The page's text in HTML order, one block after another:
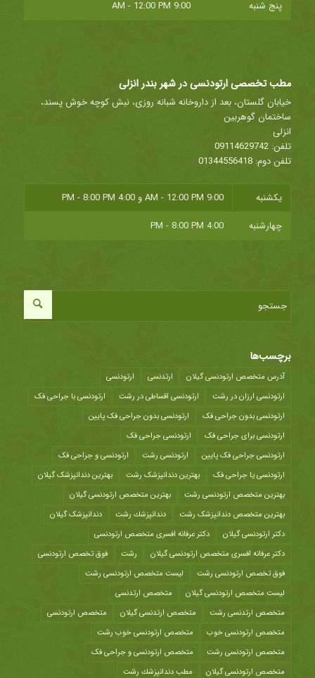
پنج شنبه 9:00 AM - 12:00 PM
مطب تخصصی ارتودنسی در شهر بندر انزلی
خیابان گلستان، بعد از داروخانه شبانه روزی، نبش کوچه خوش پسند،
ساختمان گوهربین
انزلی
تلفن: 09114629742
تلفن دوم: 01344556418
یکشنبه 9:00 AM - 12:00 PM و 4:00 PM - 8:00 PM
چهارشنبه
4:00 PM - 8:00 PM
برچسب‌ها
آدرس متخصص ارتودنسی گیلان ارتدنسی
ارتودنسی
ارتودنسی ارزان در رشت
ارتودنسی اقساطی در رشت
ارتودنسی با جراحی فک
ارتودنسی بدون جراحی فک
ارتودنسی بدون جراحی فک پایین
ارتودنسی برای جراحی فک
ارتودنسی جراحی فک
ارتودنسی جراحی فک پایین
ارتودنسی رشت
ارتودنسی و جراحی فک
ارتودنسی یا جراحی فک
بهترین دندانپزشک رشت
بهترین دندانپزشک گیلان
بهترین متخصص ارتودنسی رشت
بهترین متخصص ارتودنسی گیلان
بهترین متخصص دندانپزشک رشت
دندانپزشك رشت
دندانپزشک گیلان
دکتر ارتودنسی گیلان
دکتر عرفانه افسری متخصص ارتودنسی
دکتر عرفانه افسری متخصص ارتودنسی گیلان
رشت
فوق تخصص ارتودنسی
فوق تخصص ارتودنسی رشت
لیست متخصص ارتودنسی رشت
لیست متخصص ارتودنسی گیلان
متخصص ارتدنسی
متخصص ارتدنسی رشت
متخصص ارتدنسی گیلان
متخصص ارتودنسی
متخصص ارتودنسی خوب
متخصص ارتودنسی خوب رشت
متخصص ارتودنسی رشت
متخصص ارتودنسی و جراحی فک
متخصص ارتودنسی گیلان
مطب دندانپزشك رشت